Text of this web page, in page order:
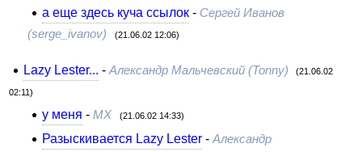
а еще здесь куча ссылок - Сергей Иванов
(serge_ivanov)
(21.06.02 12:06)
Lazy Lester... - Александр Мальчевский (Tonny) (21.06.02
02:11)
у меня -MX (21.06.02 14:33)
Разыскивается Lazy Lester -Александр